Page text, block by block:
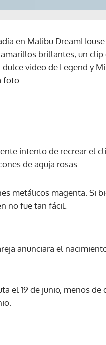
en Malibu
brillantes, un clip
video de Legend y
foto.
intento de recrear el
de aguja rosas.
metálicos magenta. Si
no fue tan fácil.
anunciara el
el 19 de junio, menos de